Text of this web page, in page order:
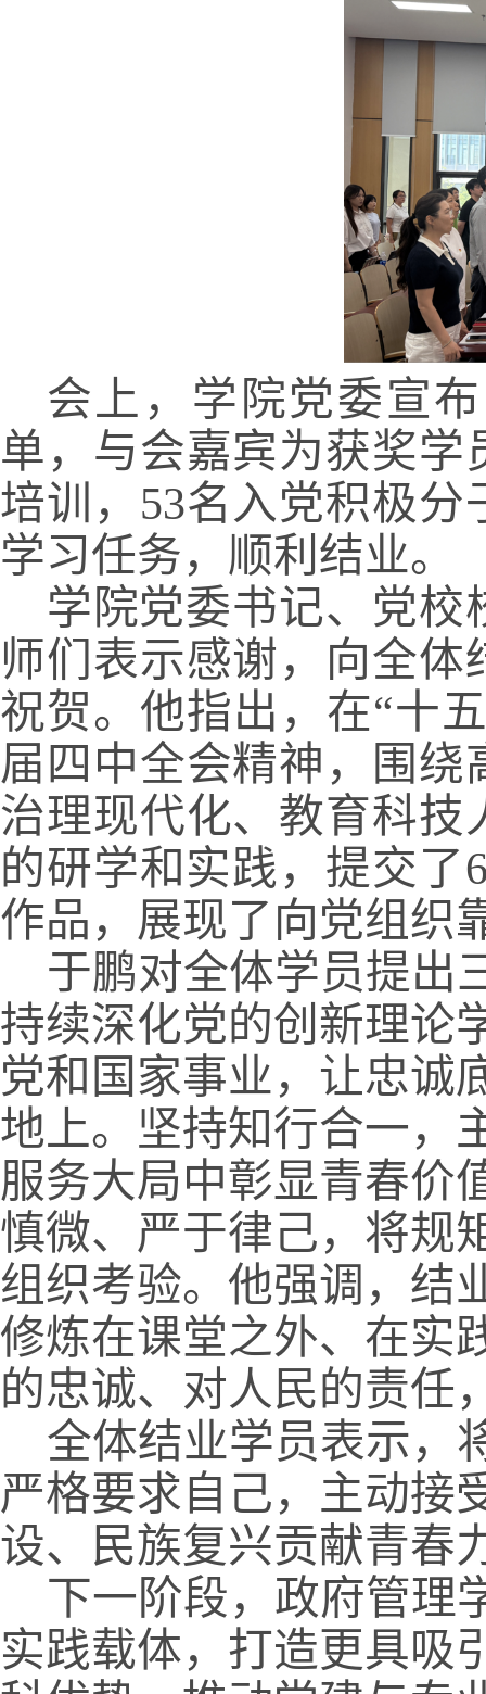
会上，学院党委宣
单，与会嘉宾为获奖学
培训，53名入党积极
学习任务，顺利结业。
学院党委书记、党校
师们表示感谢，向全
祝贺。他指出，在“十
届四中全会精神，围
治理现代化、教育科
的研学和实践，提交了
作品，展现了向党组织
于鹏对全体学员提出
持续深化党的创新理论
党和国家事业，让忠诚
地上。坚持知行合一，
服务大局中彰显青春价
慎微、严于律己，将规
组织考验。他强调，结
修炼在课堂之外、在实
的忠诚、对人民的责任
全体结业学员表示，
严格要求自己，主动接
设、民族复兴贡献青春
下一阶段，政府管理
实践载体，打造更具吸